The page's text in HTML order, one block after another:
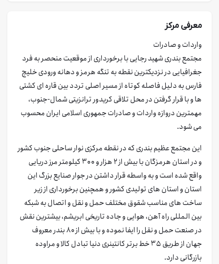
معرفی مرکز
واردات و صادرات
مجتمع بندری شهید رجایی با برخورداری از موقعیت منحصر به فرد
جغرافیایی در نزدیکترین نقطه به تنگه هرمز و دهانه ورودی خلیج
فارس به دلیل فاصله کوتاه از مسیر اصلی تردد بین قاره ای کشتی
ها و با قرار گرفتن در محل تلاقی کریدور ترانزیتی شمال-جنوب،
مهمترین دروازه واردات و صادرات جمهوری اسلامی ایران محسوب
می شود.
این مجتمع عظیم بندری که در نقطه مرکزی نوار ساحلی جنوب کشور
و در استان هرمزگان با بیش از ۲ هزار و ۳۰۰ کیلومتر مرز دریایی
واقع شده است و به واسطه قرار داشتن در جوار صنایع بزرگ این
استان و استان های تولیدی کشور و همچنین برخورداری از زیر
ساخت های مناسب شقوق مختلف حمل و نقل و اتصال به شبکه
بین المللی راه آهن، هوایی و جاده تاریخی ابریشم، بیشترین نقش
در صنعت حمل و نقل را ایفا نموده و با بیش از ۸۰ بندر معروف
جهان از طریق ۳۵ خط برتر کانتینری دنیا تبادل کالا و مراوده
بازرگانی دارد.